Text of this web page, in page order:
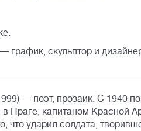
график, скульптор и
— поэт, прозаик. С 1940
в Праге, капитаном Красной
что ударил солдата,